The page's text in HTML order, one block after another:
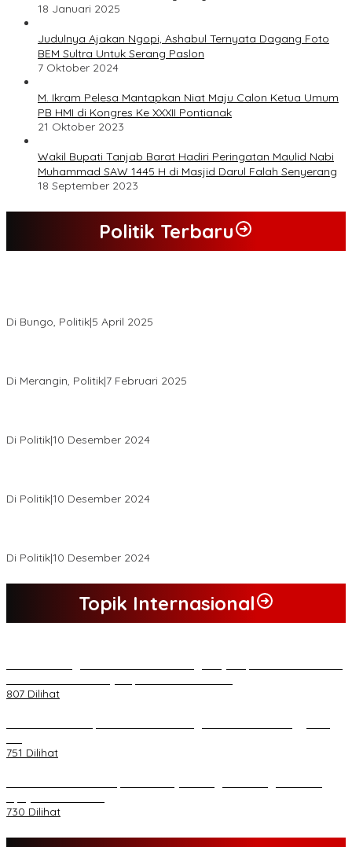
18 Januari 2025
Judulnya Ajakan Ngopi, Ashabul Ternyata Dagang Foto
BEM Sultra Untuk Serang Paslon
7 Oktober 2024
M. Ikram Pelesa Mantapkan Niat Maju Calon Ketua Umum
PB HMI di Kongres Ke XXXII Pontianak
21 Oktober 2023
Wakil Bupati Tanjab Barat Hadiri Peringatan Maulid Nabi
Muhammad SAW 1445 H di Masjid Darul Falah Senyerang
18 September 2023
Politik Terbaru
Di Bungo, Politik|5 April 2025
Di Merangin, Politik|7 Februari 2025
Di Politik|10 Desember 2024
Di Politik|10 Desember 2024
Di Politik|10 Desember 2024
Topik Internasional
807 Dilihat
751 Dilihat
730 Dilihat